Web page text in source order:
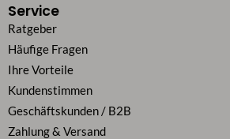
Service
Ratgeber
Häufige Fragen
Ihre Vorteile
Kundenstimmen
Geschäftskunden / B2B
Zahlung & Versand